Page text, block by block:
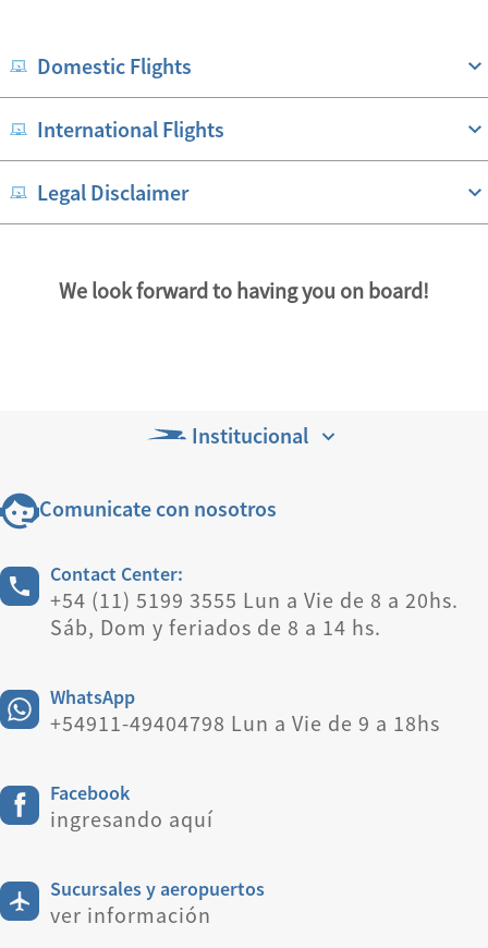
Domestic Flights
International Flights
Legal Disclaimer
We look forward to having you on board!
Institucional
Comunicate con nosotros
Contact Center:
+54 (11) 5199 3555 Lun a Vie de 8 a 20hs.
Sáb, Dom y feriados de 8 a 14 hs.
WhatsApp
+54911-49404798 Lun a Vie de 9 a 18hs
Facebook
ingresando aquí
Sucursales y aeropuertos
ver información